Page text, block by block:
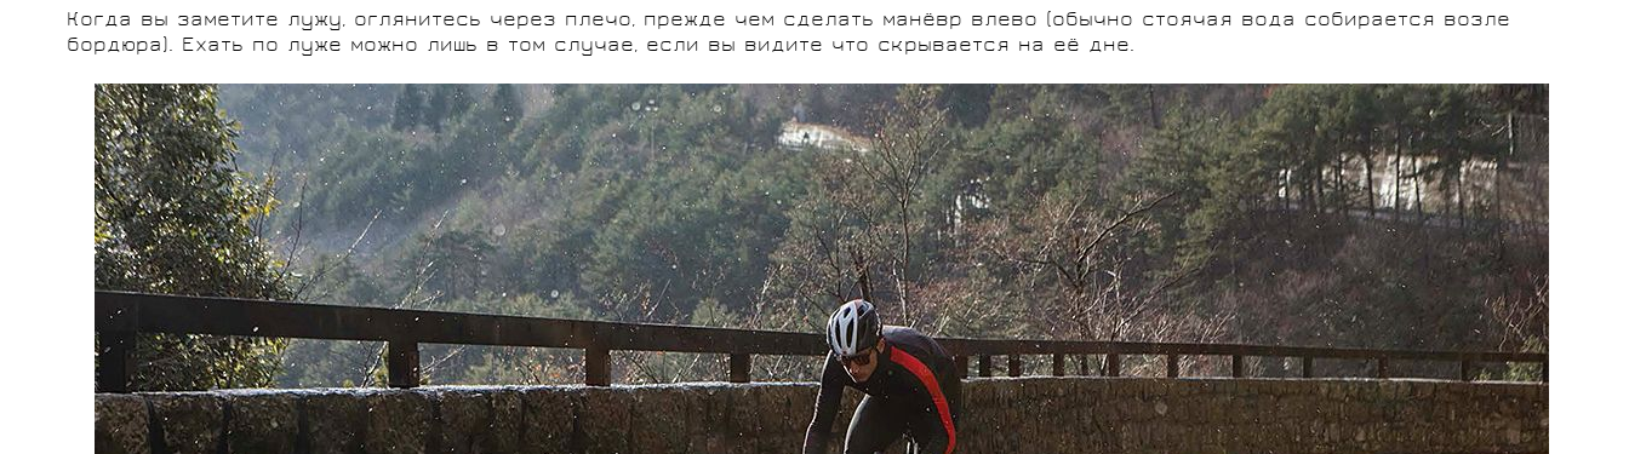
Когда вы заметите лужу, оглянитесь через плечо, прежде чем сделать манёвр влево (обычно стоячая вода собирается возле
бордюра). Ехать по луже можно лишь в том случае, если вы видите что скрывается на её дне.